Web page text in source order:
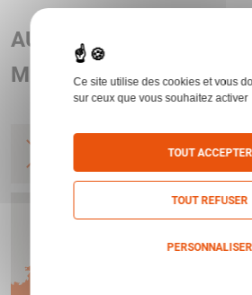
AUTRES ARTICLES
MODÈLE X3 TAC VERT
Humbert vous
Ce site utilise des cookies et vous
sur ceux que vous souhaitez activer
TOUT ACCEPTER
TOUT REFUSER
PERSONNALISER